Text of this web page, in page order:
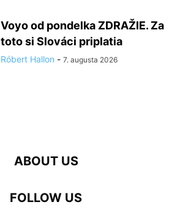
Voyo od pondelka ZDRAŽIE. Za
toto si Slováci priplatia
Róbert Hallon - 7. augusta 2026
ABOUT US
FOLLOW US